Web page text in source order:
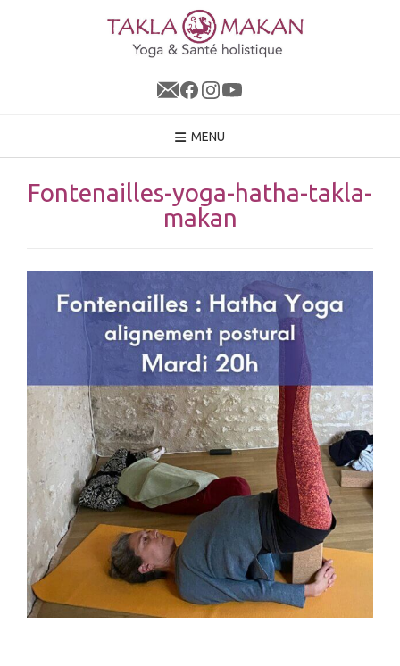
MENU
Fontenailles-yoga-hatha-takla-
makan